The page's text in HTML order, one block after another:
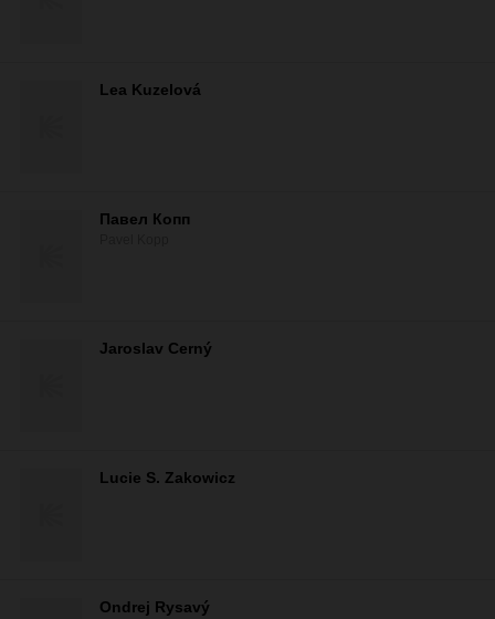
Lea Kuzelová
Павел Копп
Jaroslav Cerný
Lucie S. Zakowicz
Ondrej Rysavý